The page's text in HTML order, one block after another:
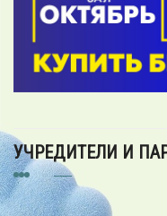
УЧРЕДИТЕЛИ И